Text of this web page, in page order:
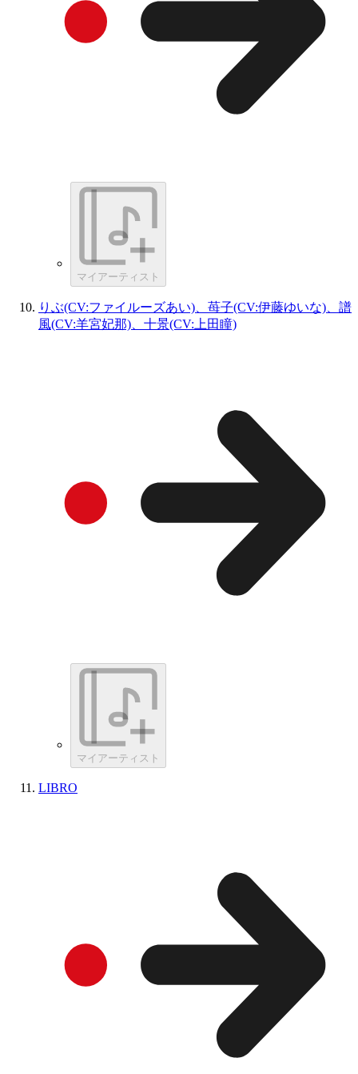
マイアーティスト
りぶ(CV:ファイルーズあい)、苺子(CV:伊藤ゆいな)、譜
風(CV:羊宮妃那)、十景(CV:上田瞳)
マイアーティスト
LIBRO